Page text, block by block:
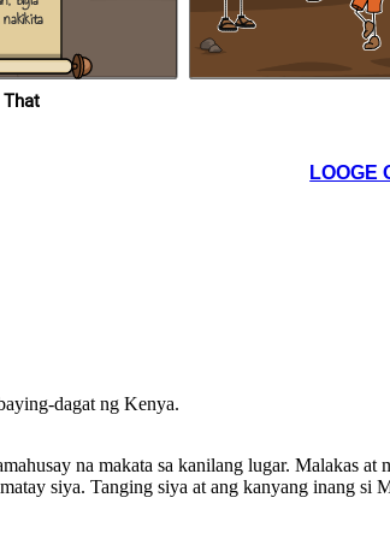
sa paligsahan ng pagpana.
upang siya ay madakip at muli
na naman siyang nakatakas.
madakip at muli
nakatakas.
That
LOOGE
dagat ng Kenya.
na makata sa kanilang lugar. Malakas
siya . Tanging siya at ang kanyang inang si